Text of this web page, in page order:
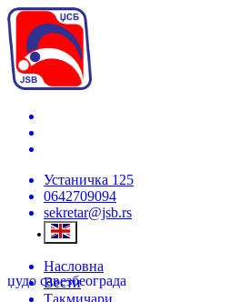
Устаничка 125
0642709094
sekretar@jsb.rs
џудо савезбеограда
Насловна
Вести
Такмичари